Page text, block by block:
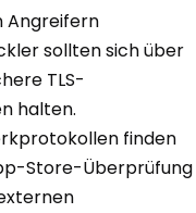
Angreifern
sollten sich über
TLS-
halten.
finden
Store-Überprüfung